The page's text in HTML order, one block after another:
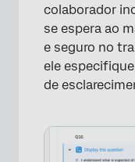
colaborador
se espera ao
e seguro no
ele
de